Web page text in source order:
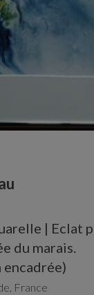
| Eclat
du marais.
encadrée)
France